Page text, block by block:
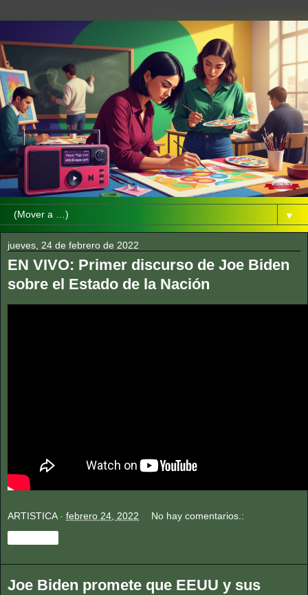
▼
jueves, 24 de febrero de 2022
EN VIVO: Primer discurso de Joe Biden
sobre el Estado de la Nación
ARTISTICA - febrero 24, 2022 No hay comentarios.:
Joe Biden promete que EEUU y sus